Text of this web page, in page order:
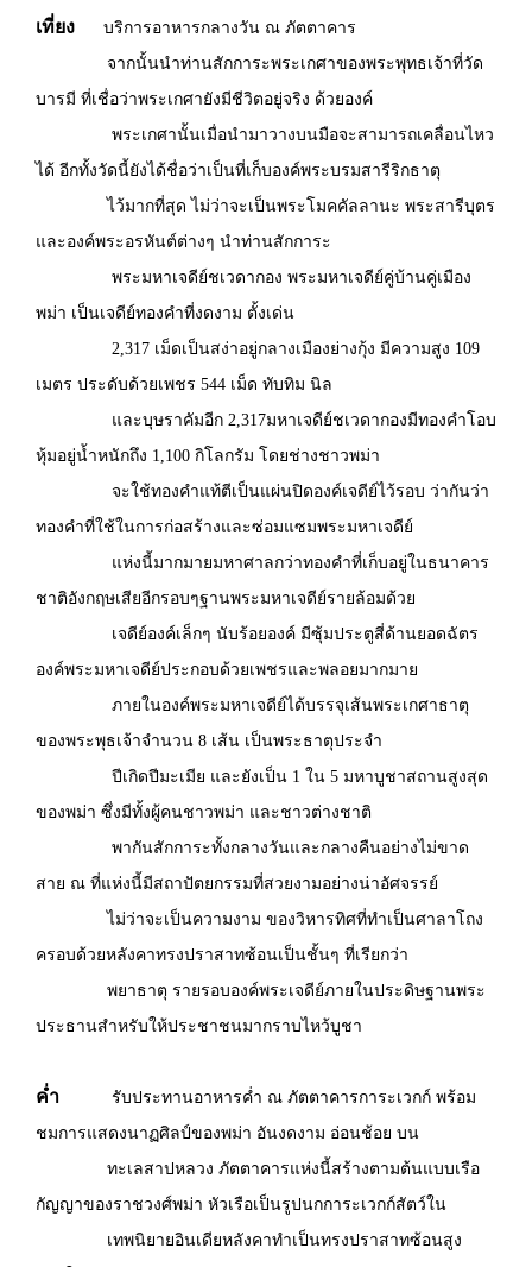
เที่ยง
บริการอาหารกลางวัน ณ ภัตตาคาร
จากนั้นนำท่านสักการะพระเกศาของพระพุทธเจ้าที่วัด
บารมี ที่เชื่อว่าพระเกศายังมีชีวิตอยู่จริง ด้วยองค์
พระเกศานั้นเมื่อนำมาวางบนมือจะสามารถเคลื่อนไหว
ได้ อีกทั้งวัดนี้ยังได้ชื่อว่าเป็นที่เก็บองค์พระบรมสารีริกธาตุ
ไว้มากที่สุด ไม่ว่าจะเป็นพระโมคคัลลานะ พระสารีบุตร
และองค์พระอรหันต์ต่างๆ นำท่านสักการะ
พระมหาเจดีย์ชเวดากอง พระมหาเจดีย์คู่บ้านคู่เมือง
พม่า เป็นเจดีย์ทองคำที่งดงาม ตั้งเด่น
2,317 เม็ดเป็นสง่าอยู่กลางเมืองย่างกุ้ง มีความสูง 109
เมตร ประดับด้วยเพชร 544 เม็ด ทับทิม นิล
และบุษราคัมอีก 2,317มหาเจดีย์ชเวดากองมีทองคำโอบ
หุ้มอยู่น้ำหนักถึง 1,100 กิโลกรัม โดยช่างชาวพม่า
จะใช้ทองคำแท้ตีเป็นแผ่นปิดองค์เจดีย์ไว้รอบ ว่ากันว่า
ทองคำที่ใช้ในการก่อสร้างและซ่อมแซมพระมหาเจดีย์
แห่งนี้มากมายมหาศาลกว่าทองคำที่เก็บอยู่ในธนาคาร
ชาติอังกฤษเสียอีกรอบๆฐานพระมหาเจดีย์รายล้อมด้วย
เจดีย์องค์เล็กๆ นับร้อยองค์ มีซุ้มประตูสี่ด้านยอดฉัตร
องค์พระมหาเจดีย์ประกอบด้วยเพชรและพลอยมากมาย
ภายในองค์พระมหาเจดีย์ได้บรรจุเส้นพระเกศาธาตุ
ของพระพุธเจ้าจำนวน 8 เส้น เป็นพระธาตุประจำ
ปีเกิดปีมะเมีย และยังเป็น 1 ใน 5 มหาบูชาสถานสูงสุด
ของพม่า ซึ่งมีทั้งผู้คนชาวพม่า และชาวต่างชาติ
พากันสักการะทั้งกลางวันและกลางคืนอย่างไม่ขาด
สาย ณ ที่แห่งนี้มีสถาปัตยกรรมที่สวยงามอย่างน่าอัศจรรย์
ไม่ว่าจะเป็นความงาม ของวิหารทิศที่ทำเป็นศาลาโถง
ครอบด้วยหลังคาทรงปราสาทซ้อนเป็นชั้นๆ ที่เรียกว่า
พยาธาตุ รายรอบองค์พระเจดีย์ภายในประดิษฐานพระ
ประธานสำหรับให้ประชาชนมากราบไหว้บูชา
ค่ำ
รับประทานอาหารค่ำ ณ ภัตตาคารการะเวกก์ พร้อม
ชมการแสดงนาฏศิลป์ของพม่า อันงดงาม อ่อนช้อย บน
ทะเลสาปหลวง ภัตตาคารแห่งนี้สร้างตามต้นแบบเรือ
กัญญาของราชวงศ์พม่า หัวเรือเป็นรูปนกการะเวกก์สัตว์ใน
เทพนิยายอินเดียหลังคาทำเป็นทรงปราสาทซ้อนสูง